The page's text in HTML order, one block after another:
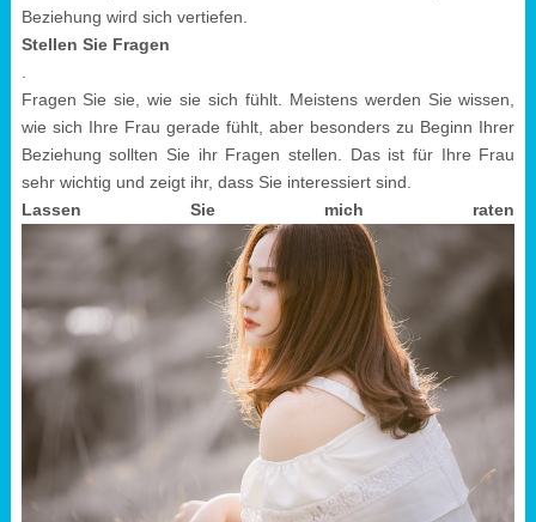
Beziehung wird sich vertiefen.
Stellen Sie Fragen
Fragen Sie sie, wie sie sich fühlt. Meistens werden Sie wissen,
wie sich Ihre Frau gerade fühlt, aber besonders zu Beginn Ihrer
Beziehung sollten Sie ihr Fragen stellen. Das ist für Ihre Frau
sehr wichtig und zeigt ihr, dass Sie interessiert sind.
Lassen Sie mich raten